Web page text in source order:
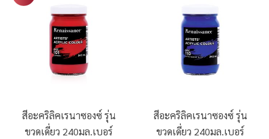
สีอะคริลิคเรนาซองซ์ รุ่น
ขวดเดี่ยว 240มล.เบอร์
สีอะคริลิคเรนาซองซ์ รุ่น
ขวดเดี่ยว 240มล.เบอร์